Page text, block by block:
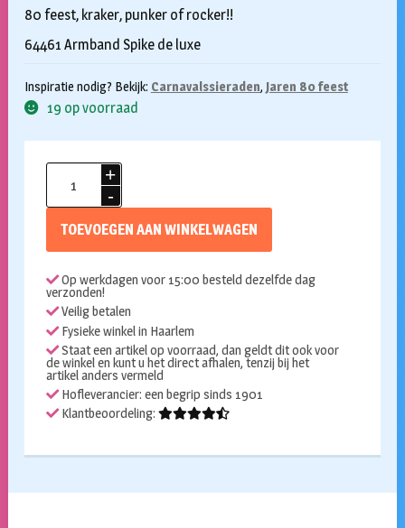
80 feest, kraker, punker of rocker!!
64461 Armband Spike de luxe
Inspiratie nodig? Bekijk: Carnavalssieraden, Jaren 80 feest
19 op voorraad
Spike
TOEVOEGEN AAN WINKELWAGEN
Op werkdagen voor 15:00 besteld dezelfde dag
verzonden!
Veilig betalen
Fysieke winkel in Haarlem
Staat een artikel op voorraad, dan geldt dit ook voor
de winkel en kunt u het direct afhalen, tenzij bij het
artikel anders vermeld
Hofleverancier: een begrip sinds 1901
Klantbeoordeling: